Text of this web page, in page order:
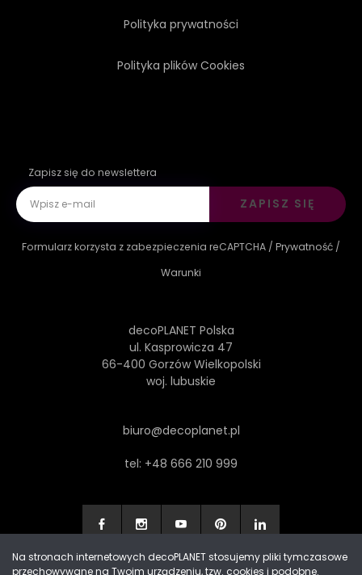
Polityka prywatności
Polityka plików Cookies
Zapisz się do newslettera
ZAPISZ SIĘ
Formularz korzysta z zabezpieczenia reCAPTCHA / Prywatność /
Warunki
decoPLANET Polska
ul. Kasprowicza 47
66-400 Gorzów Wielkopolski
woj. lubuskie
biuro@decoplanet.pl
tel: +48 666 210 999
Na stronach internetowych decoPLANET stosujemy pliki tymczasowe
przechowywane na Twoim urządzeniu, tzw. cookies i podobne.